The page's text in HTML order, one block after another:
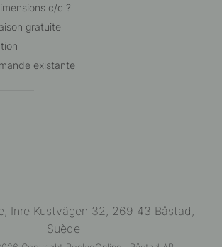
c/c ?
gratuite
existante
Inre Kustvägen 32, 269 43 Båstad,
Suède